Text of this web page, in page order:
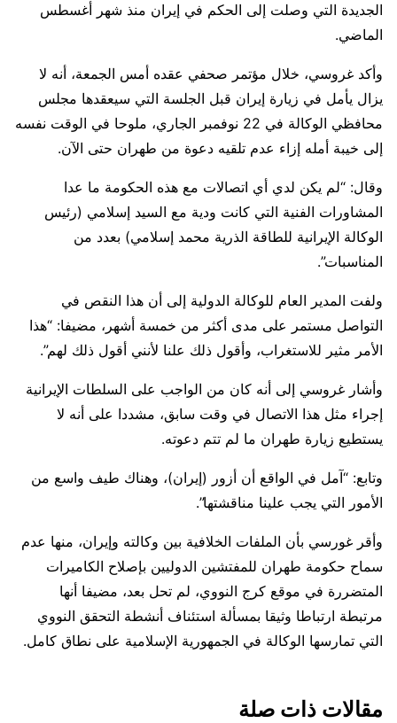
الجديدة التي وصلت إلى الحكم في إيران منذ شهر أغسطس
الماضي.
وأكد غروسي، خلال مؤتمر صحفي عقده أمس الجمعة، أنه لا
يزال يأمل في زيارة إيران قبل الجلسة التي سيعقدها مجلس
محافظي الوكالة في 22 نوفمبر الجاري، ملوحا في الوقت نفسه
إلى خيبة أمله إزاء عدم تلقيه دعوة من طهران حتى الآن.
وقال: “لم يكن لدي أي اتصالات مع هذه الحكومة ما عدا
المشاورات الفنية التي كانت ودية مع السيد إسلامي (رئيس
الوكالة الإيرانية للطاقة الذرية محمد إسلامي) بعدد من
المناسبات”.
ولفت المدير العام للوكالة الدولية إلى أن هذا النقص في
التواصل مستمر على مدى أكثر من خمسة أشهر، مضيفا: “هذا
الأمر مثير للاستغراب، وأقول ذلك علنا لأنني أقول ذلك لهم”.
وأشار غروسي إلى أنه كان من الواجب على السلطات الإيرانية
إجراء مثل هذا الاتصال في وقت سابق، مشددا على أنه لا
يستطيع زيارة طهران ما لم تتم دعوته.
وتابع: “آمل في الواقع أن أزور (إيران)، وهناك طيف واسع من
الأمور التي يجب علينا مناقشتها”.
وأقر غورسي بأن الملفات الخلافية بين وكالته وإيران، منها عدم
سماح حكومة طهران للمفتشين الدوليين بإصلاح الكاميرات
المتضررة في موقع كرج النووي، لم تحل بعد، مضيفا أنها
مرتبطة ارتباطا وثيقا بمسألة استئناف أنشطة التحقق النووي
التي تمارسها الوكالة في الجمهورية الإسلامية على نطاق كامل.
مقالات ذات صلة